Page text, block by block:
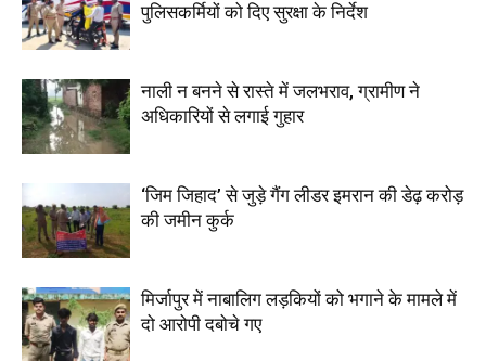
पुलिसकर्मियों को दिए सुरक्षा के निर्देश
नाली न बनने से रास्ते में जलभराव, ग्रामीण ने
अधिकारियों से लगाई गुहार
‘जिम जिहाद’ से जुड़े गैंग लीडर इमरान की डेढ़ करोड़
की जमीन कुर्क
मिर्जापुर में नाबालिग लड़कियों को भगाने के मामले में
दो आरोपी दबोचे गए